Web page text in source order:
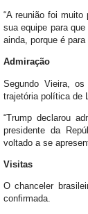
“A reunião foi
sua equipe para
ainda, porque é
Admiração
Segundo Vieira,
trajetória política de
“Trump declarou
presidente da
voltado a se
Visitas
O chanceler
confirmada.